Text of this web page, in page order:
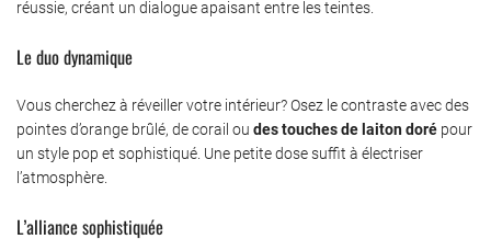
réussie, créant un dialogue apaisant entre les teintes.
Le duo dynamique
Vous cherchez à réveiller votre intérieur? Osez le contraste avec des
pointes d’orange brûlé, de corail ou des touches de laiton doré pour
un style pop et sophistiqué. Une petite dose suffit à électriser
l’atmosphère.
L’alliance sophistiquée